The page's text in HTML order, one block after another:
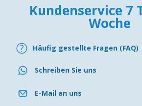
Kundenservice 7
Woche
Häufig gestellte Fragen (FAQ)
Schreiben Sie uns
E-Mail an uns